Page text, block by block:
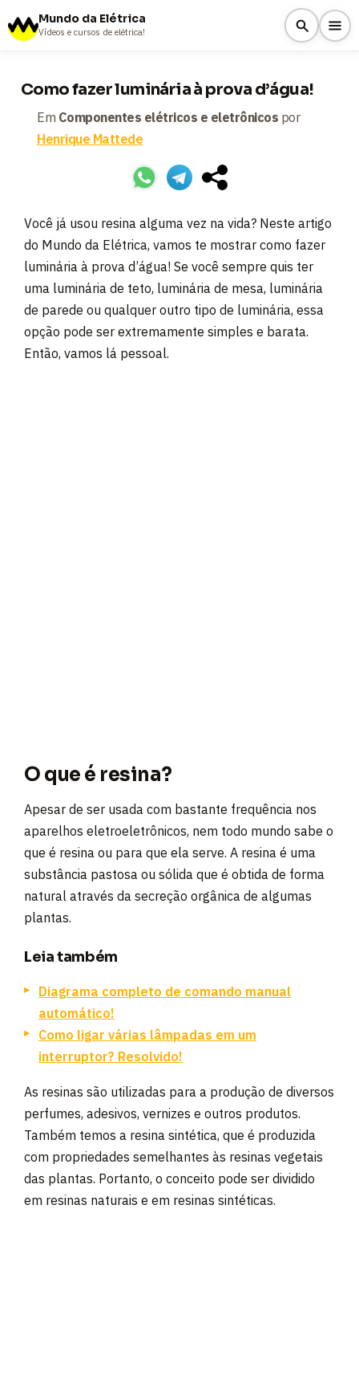
Mundo da Elétrica
Vídeos e cursos de elétrica!
Como fazer luminária à prova d’água!
Em Componentes elétricos e eletrônicos por
Henrique Mattede
Você já usou resina alguma vez na vida? Neste artigo
do Mundo da Elétrica, vamos te mostrar como fazer
luminária à prova d’água! Se você sempre quis ter
uma luminária de teto, luminária de mesa, luminária
de parede ou qualquer outro tipo de luminária, essa
opção pode ser extremamente simples e barata.
Então, vamos lá pessoal.
O que é resina?
Apesar de ser usada com bastante frequência nos
aparelhos eletroeletrônicos, nem todo mundo sabe o
que é resina ou para que ela serve. A resina é uma
substância pastosa ou sólida que é obtida de forma
natural através da secreção orgânica de algumas
plantas.
Leia também
Diagrama completo de comando manual
automático!
Como ligar várias lâmpadas em um
interruptor? Resolvido!
As resinas são utilizadas para a produção de diversos
perfumes, adesivos, vernizes e outros produtos.
Também temos a resina sintética, que é produzida
com propriedades semelhantes às resinas vegetais
das plantas. Portanto, o conceito pode ser dividido
em resinas naturais e em resinas sintéticas.